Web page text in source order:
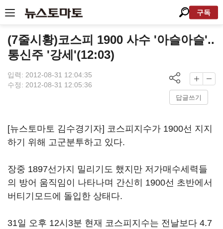
구독
(7줄시황)코스피 1900 사수 '아슬아슬'..
통신주 '강세'(12:03)
입력: 2012-08-31 12:04:35
수정: 2012-08-31 12:05:36
답글쓰기
[뉴스토마토 김수경기자] 코스피지수가 1900선 지지
하기 위해 고군분투하고 있다.
장중 1897선가지 밀리기도 했지만 저가매수세력들
의 방어 움직임이 나타나며 간신히 1900선 초반에서
버티기모드에 돌입한 상태다.
31일 오후 12시3분 현재 코스피지수는 전날보다 4.7